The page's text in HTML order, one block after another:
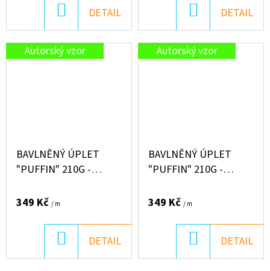
KOŠÍKU
DETAIL
KOŠÍKU
DETAIL
Autorský vzor
BAVLNĚNÝ ÚPLET
"PUFFIN" 210G -
349 Kč / m
KOŠÍKU
DETAIL
Autorský vzor
BAVLNĚNÝ ÚPLET
"PUFFIN" 210G -
349 Kč / m
KOŠÍKU
DETAIL